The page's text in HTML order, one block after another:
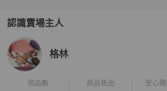
認識賣場主人
PopChill 拍拍圈嚴選賣家
格林
商品數 商品售出 安心